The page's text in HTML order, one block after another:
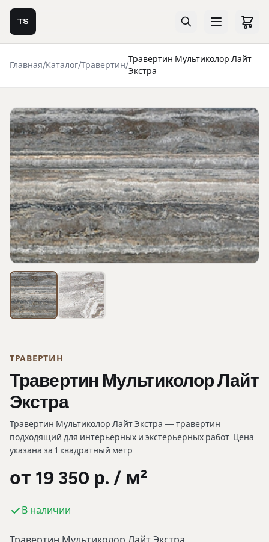
TS
Главная/Каталог/Травертин/
Травертин Мультиколор Лайт
Экстра
Фотогалерея
ТРАВЕРТИН
Травертин Мультиколор Лайт
Экстра
Травертин Мультиколор Лайт Экстра — травертин
подходящий для интерьерных и экстерьерных работ. Цена
указана за 1 квадратный метр.
от 19 350 р. / м²
В наличии